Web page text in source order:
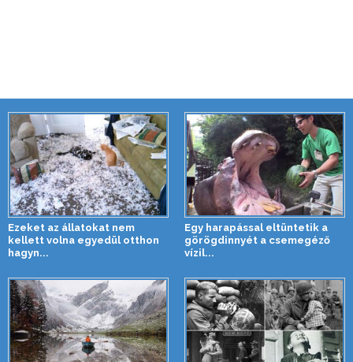
Ezeket az állatokat nem
kellett volna egyedül otthon
hagyn...
Egy harapással eltüntetik a
görögdinnyét a csemegéző
vízil...